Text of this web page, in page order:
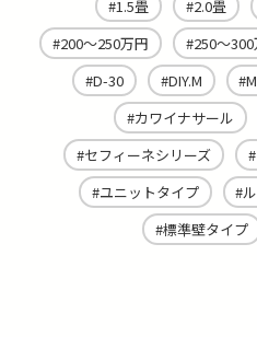
1.5畳 2.0畳
200～250万円
250～
D-30
DIY.M
カワイナサール
セフィーネシリーズ
ユニットタイプ
標準壁タイプ